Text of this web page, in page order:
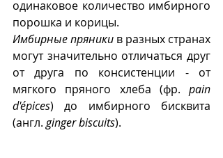
одинаковое количество имбирного
порошка и корицы.
Имбирные пряники в разных странах
могут значительно отличаться друг
от друга по консистенции - от
мягкого пряного хлеба (фр. pain
d'épices) до имбирного бисквита
(англ. ginger biscuits).